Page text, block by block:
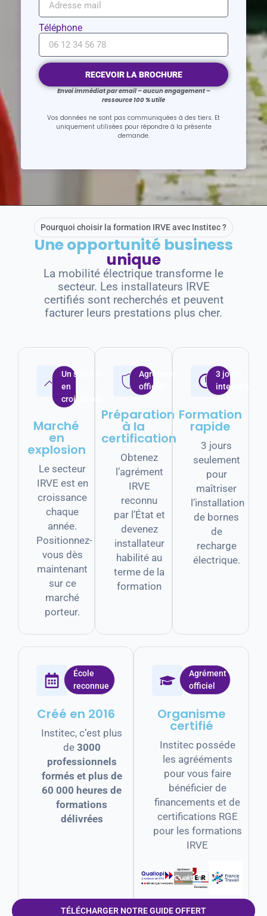
Téléphone
RECEVOIR LA BROCHURE
Envoi immédiat par email – aucun engagement –
ressource 100 % utile
Vos données ne sont pas communiquées à des tiers. Et
uniquement utilisées pour répondre à la présente
demande.
Pourquoi choisir la formation IRVE avec Institec ?
Une opportunité business
unique
La mobilité électrique transforme le
secteur. Les installateurs IRVE
certifiés sont recherchés et peuvent
facturer leurs prestations plus cher.
Un secteur
en
croissance
Marché
en
explosion
Le secteur
IRVE est en
croissance
chaque
année.
Positionnez-
vous dès
maintenant
sur ce
marché
porteur.
Agrément
officiel
Préparation
à la
certification
Obtenez
l’agrément
IRVE
reconnu
par l’État et
devenez
installateur
habilité au
terme de la
formation
3 jours
intensifs
Formation
rapide
3 jours
seulement
pour
maîtriser
l’installation
de bornes
de
recharge
électrique.
École
reconnue
Créé en 2016
Institec, c’est plus
de 3000
professionnels
formés et plus de
60 000 heures de
formations
délivrées
Agrément
officiel
Organisme
certifié
Institec posséde
les agrééments
pour vous faire
bénéficier de
financements et de
certifications RGE
pour les formations
IRVE
TÉLÉCHARGER NOTRE GUIDE OFFERT